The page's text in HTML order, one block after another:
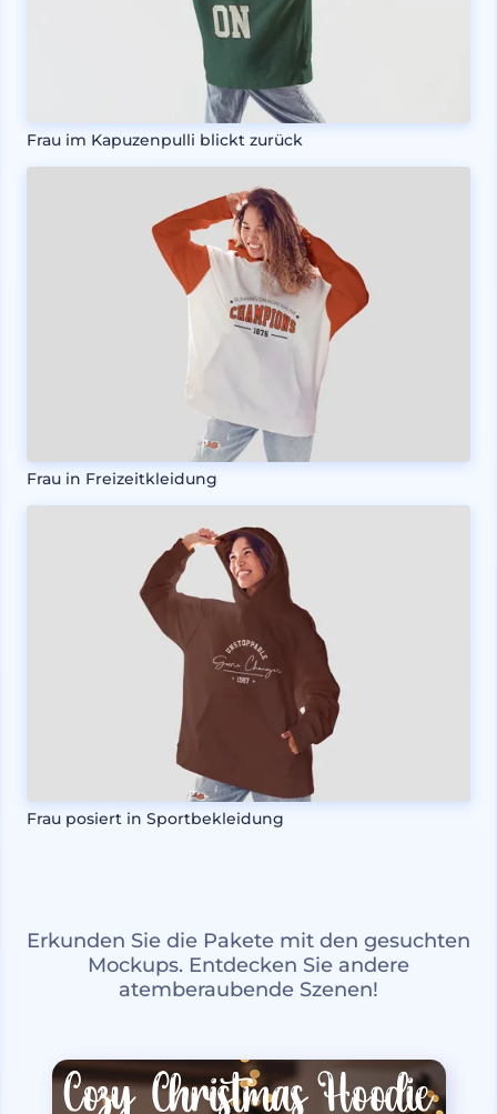
Frau im Kapuzenpulli blickt zurück
Frau in Freizeitkleidung
Frau posiert in Sportbekleidung
Erkunden Sie die Pakete mit den gesuchten
Mockups. Entdecken Sie andere
atemberaubende Szenen!